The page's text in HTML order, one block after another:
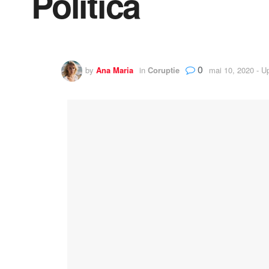
by Ana Maria in Coruptie 0 mai 10, 2020 -